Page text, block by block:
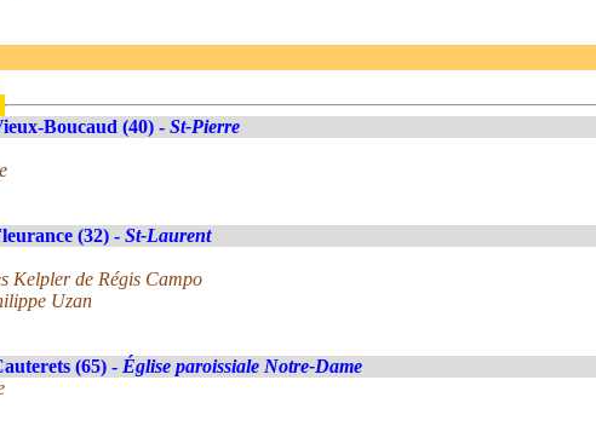
Boucaud (40) - St-Pierre
(32) - St-Laurent
Kelpler de Régis Campo
Uzan
(65) - Église paroissiale Notre-Dame